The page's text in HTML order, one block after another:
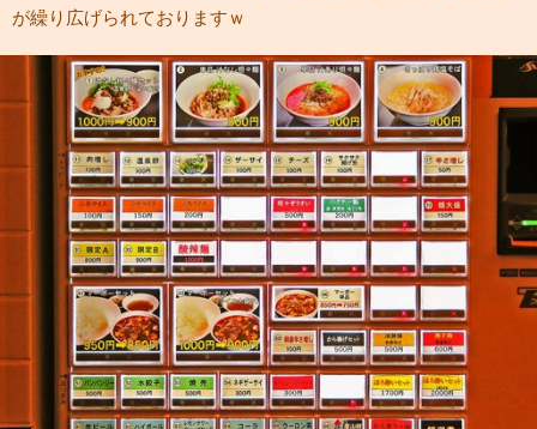
が繰り広げられておりますｗ